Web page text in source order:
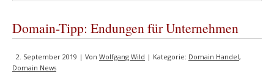
Domain-Tipp: Endungen für Unternehmen
2. September 2019 | Von Wolfgang Wild | Kategorie: Domain Handel,
Domain News